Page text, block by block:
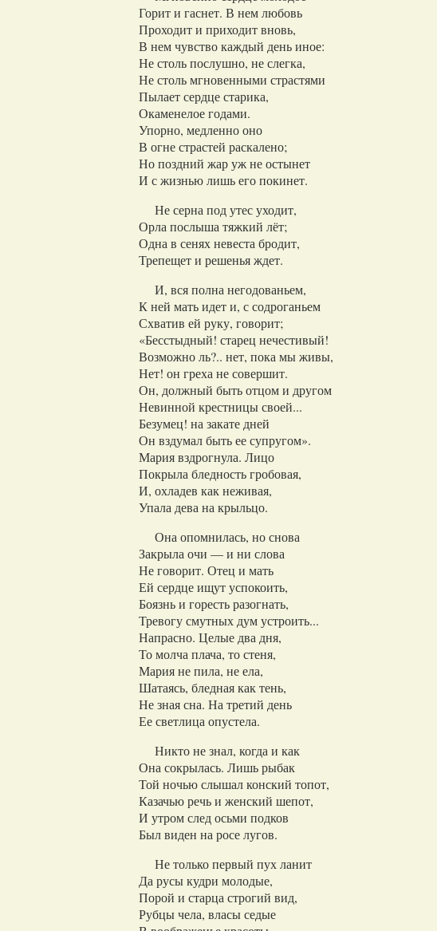
Горит и гаснет. В нем любовь
Проходит и приходит вновь,
В нем чувство каждый день иное:
Не столь послушно, не слегка,
Не столь мгновенными страстями
Пылает сердце старика,
Окаменелое годами.
Упорно, медленно оно
В огне страстей раскалено;
Но поздний жар уж не остынет
И с жизнью лишь его покинет.
Не серна под утес уходит,
Орла послыша тяжкий лёт;
Одна в сенях невеста бродит,
Трепещет и решенья ждет.
И, вся полна негодованьем,
К ней мать идет и, с содроганьем
Схватив ей руку, говорит;
«Бесстыдный! старец нечестивый!
Возможно ль?.. нет, пока мы живы,
Нет! он греха не совершит.
Он, должный быть отцом и другом
Невинной крестницы своей...
Безумец! на закате дней
Он вздумал быть ее супругом».
Мария вздрогнула. Лицо
Покрыла бледность гробовая,
И, охладев как неживая,
Упала дева на крыльцо.
Она опомнилась, но снова
Закрыла очи — и ни слова
Не говорит. Отец и мать
Ей сердце ищут успокоить,
Боязнь и горесть разогнать,
Тревогу смутных дум устроить...
Напрасно. Целые два дня,
То молча плача, то стеня,
Мария не пила, не ела,
Шатаясь, бледная как тень,
Не зная сна. На третий день
Ее светлица опустела.
Никто не знал, когда и как
Она сокрылась. Лишь рыбак
Той ночью слышал конский топот,
Казачью речь и женский шепот,
И утром след осьми подков
Был виден на росе лугов.
Не только первый пух ланит
Да русы кудри молодые,
Порой и старца строгий вид,
Рубцы чела, власы седые